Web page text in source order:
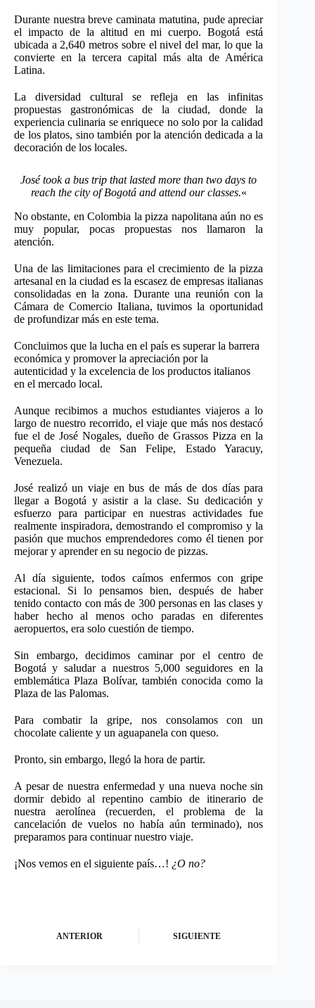
Durante nuestra breve caminata matutina, pude apreciar
el impacto de la altitud en mi cuerpo. Bogotá está
ubicada a 2,640 metros sobre el nivel del mar, lo que la
convierte en la tercera capital más alta de América
Latina.
La diversidad cultural se refleja en las infinitas
propuestas gastronómicas de la ciudad, donde la
experiencia culinaria se enriquece no solo por la calidad
de los platos, sino también por la atención dedicada a la
decoración de los locales.
José took a bus trip that lasted more than two days to
reach the city of Bogotá and attend our classes.«
No obstante, en Colombia la pizza napolitana aún no es
muy popular, pocas propuestas nos llamaron la
atención.
Una de las limitaciones para el crecimiento de la pizza
artesanal en la ciudad es la escasez de empresas italianas
consolidadas en la zona. Durante una reunión con la
Cámara de Comercio Italiana, tuvimos la oportunidad
de profundizar más en este tema.
Concluimos que la lucha en el país es superar la barrera
económica y promover la apreciación por la
autenticidad y la excelencia de los productos italianos
en el mercado local.
Aunque recibimos a muchos estudiantes viajeros a lo
largo de nuestro recorrido, el viaje que más nos destacó
fue el de José Nogales, dueño de Grassos Pizza en la
pequeña ciudad de San Felipe, Estado Yaracuy,
Venezuela.
José realizó un viaje en bus de más de dos días para
llegar a Bogotá y asistir a la clase. Su dedicación y
esfuerzo para participar en nuestras actividades fue
realmente inspiradora, demostrando el compromiso y la
pasión que muchos emprendedores como él tienen por
mejorar y aprender en su negocio de pizzas.
Al día siguiente, todos caímos enfermos con gripe
estacional. Si lo pensamos bien, después de haber
tenido contacto con más de 300 personas en las clases y
haber hecho al menos ocho paradas en diferentes
aeropuertos, era solo cuestión de tiempo.
Sin embargo, decidimos caminar por el centro de
Bogotá y saludar a nuestros 5,000 seguidores en la
emblemática Plaza Bolívar, también conocida como la
Plaza de las Palomas.
Para combatir la gripe, nos consolamos con un
chocolate caliente y un aguapanela con queso.
Pronto, sin embargo, llegó la hora de partir.
A pesar de nuestra enfermedad y una nueva noche sin
dormir debido al repentino cambio de itinerario de
nuestra aerolínea (recuerden, el problema de la
cancelación de vuelos no había aún terminado), nos
preparamos para continuar nuestro viaje.
¡Nos vemos en el siguiente país…! ¿O no?
ANTERIOR SIGUIENTE